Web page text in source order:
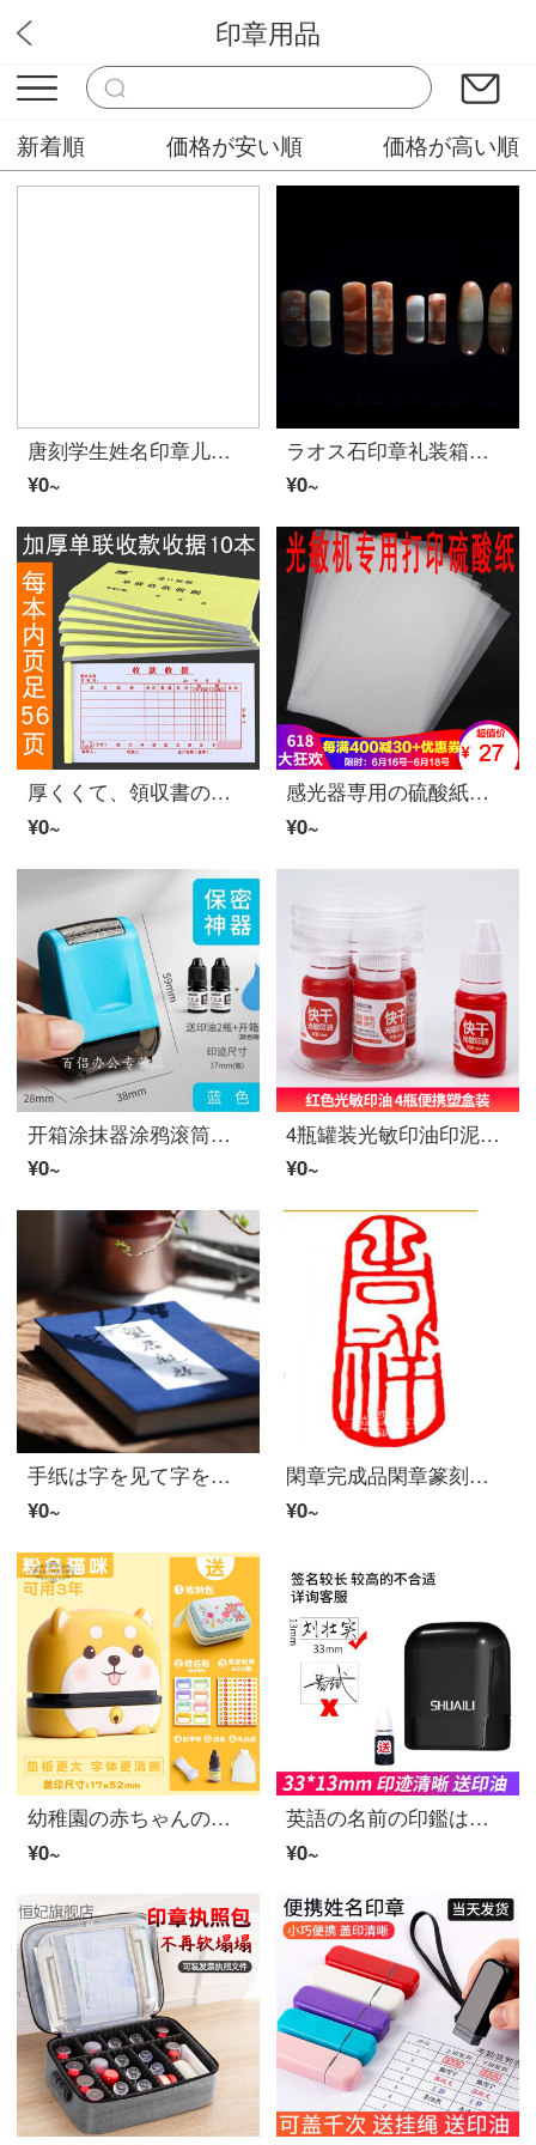
BEAR 文房
印章用品
新着順 価格が安い順 価格が高い順
唐刻学生姓名印章儿童衣服名字印章不褪色防水印幼儿园宝宝卡通愛らしい衣物校服贴学生自动按压式盖章签名章定制 印德美红色 加注红色印油
¥0~
ラオス石印章礼装箱西冷印社印鑑蔵書篆刻石材ハードカバーランダー出荷単枚
¥0~
厚くくて、領収書の一枚の領収書に基づいて、財務用手書きで領収書を捺印して注文して、厚くて、領収書を注文してください。
¥0~
感光器専用の硫酸紙露出フィルムの光敏印章光敏印油硫酸紙100枚
¥0~
开箱涂抹器涂鸦滚筒ポータブル图章隐藏个人覆盖滚轮式涂改快递单 ldy D33-J-蓝色
¥0~
4瓶罐装光敏印油印泥油红色印章用油水印油光敏专用章印墨油印泥快干印油油墨红色章子财务发票合同专用 4瓶罐装红色
¥0~
手纸は字を见て字を练习して字を书くようです。女の子の字がきれいです。男性は覇気が强いです。李放鸣は楷の硬笔の字を书きます。
¥0~
閑章完成品閑章篆刻印鑑石料書画閑章書画蔵書引首章吉祥
¥0~
幼稚園の赤ちゃんの名前のスタンプ防水個人の子供の愛らしい水晶のキャラクターの服は小学生が水洗いして色が褪せないで、サイン捺印してください。
¥0~
英語の名前の印鑑は印鑑を彫って個性を注文して自分の手書きの芸術の署名の印鑑の個人の印鑑を作って書道の児童の学生の印鑑会社の学生を注文して贈り物を注文して作らせます。
¥0~